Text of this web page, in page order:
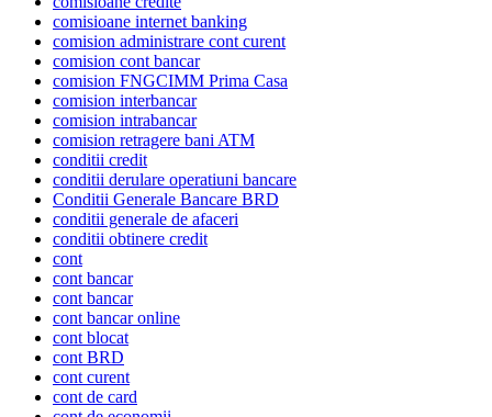
comisioane internet banking
comision administrare cont curent
comision cont bancar
comision FNGCIMM Prima Casa
comision interbancar
comision intrabancar
comision retragere bani ATM
conditii credit
conditii derulare operatiuni bancare
Conditii Generale Bancare BRD
conditii generale de afaceri
conditii obtinere credit
cont
cont bancar
cont bancar
cont bancar online
cont blocat
cont BRD
cont curent
cont de card